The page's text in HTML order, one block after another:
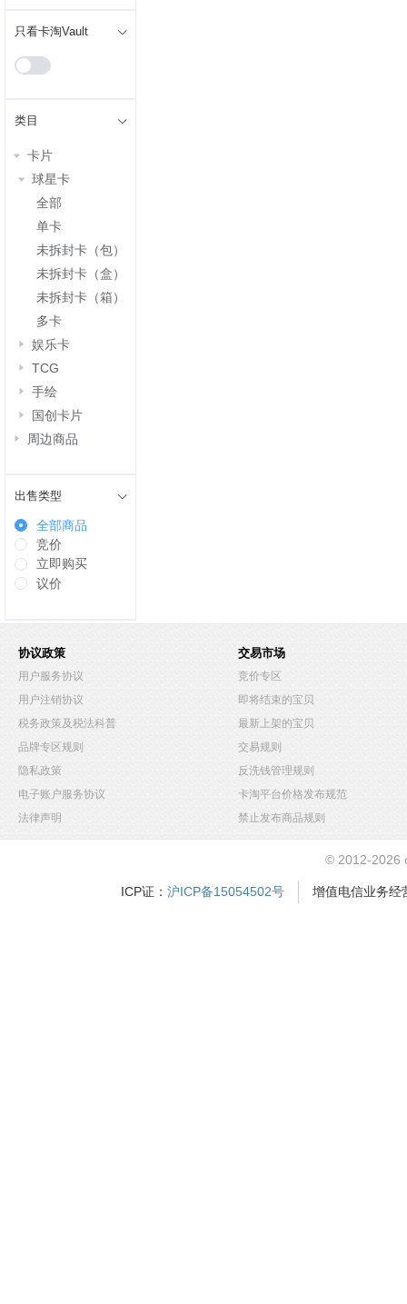
只看卡淘Vault
类目
卡片
球星卡
全部
单卡
未拆封卡（包）
未拆封卡（盒）
未拆封卡（箱）
多卡
娱乐卡
TCG
手绘
国创卡片
周边商品
出售类型
全部商品
竞价
立即购买
议价
协议政策
用户服务协议
用户注销协议
税务政策及税法科普
品牌专区规则
隐私政策
电子账户服务协议
法律声明
交易市场
竞价专区
即将结束的宝贝
最新上架的宝贝
交易规则
反洗钱管理规则
卡淘平台价格发布规范
禁止发布商品规则
© 2012-2026
ICP证：沪ICP备15054502号 增值电信业务经